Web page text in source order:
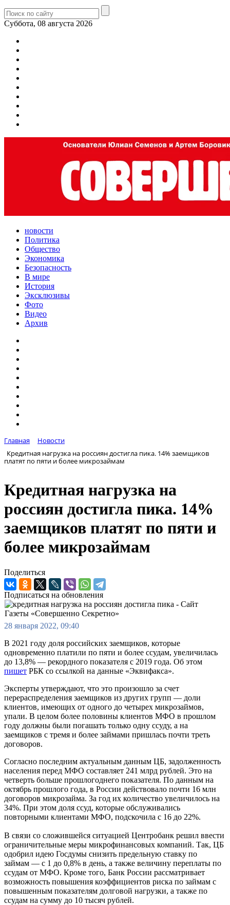
Суббота, 08 августа 2026
новости
Политика
Общество
Экономика
Безопасность
В мире
История
Эксклюзивы
Фото
Видео
Архив
Главная
Новости
Кредитная нагрузка на россиян достигла пика. 14% заемщиков
платят по пяти и более микрозаймам
Кредитная нагрузка на
россиян достигла пика. 14%
заемщиков платят по пяти и
более микрозаймам
Поделиться
Подписаться на обновления
28 января 2022, 09:40
В 2021 году доля российских заемщиков, которые
одновременно платили по пяти и более ссудам, увеличилась
до 13,8% — рекордного показателя с 2019 года. Об этом
пишет РБК со ссылкой на данные «Эквифакса».
Эксперты утверждают, что это произошло за счет
перераспределения заемщиков из других групп — доли
клиентов, имеющих от одного до четырех микрозаймов,
упали. В целом более половины клиентов МФО в прошлом
году должны были погашать только одну ссуду, а на
заемщиков с тремя и более займами пришлась почти треть
договоров.
Согласно последним актуальным данным ЦБ, задолженность
населения перед МФО составляет 241 млрд рублей. Это на
четверть больше прошлогоднего показателя. По данным на
октябрь прошлого года, в России действовало почти 16 млн
договоров микрозайма. За год их количество увеличилось на
34%. При этом доля ссуд, которые обслуживались
повторными клиентами МФО, подскочила с 16 до 22%.
В связи со сложившейся ситуацией Центробанк решил ввести
ограничительные меры микрофинансовых компаний. Так, ЦБ
одобрил идею Госдумы снизить предельную ставку по
займам — с 1 до 0,8% в день, а также величину переплаты по
ссудам от МФО. Кроме того, Банк России рассматривает
возможность повышения коэффициентов риска по займам с
повышенным показателям долговой нагрузки, а также по
ссудам на сумму до 10 тысяч рублей.